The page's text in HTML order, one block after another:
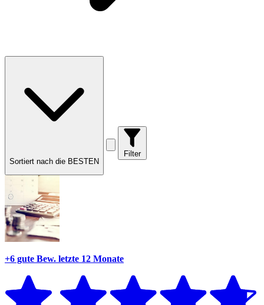
Sortiert nach die BESTEN
Filter
+6 gute Bew. letzte 12 Monate